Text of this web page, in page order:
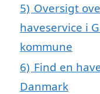
5) Oversigt
haveservice i
kommune
6) Find en
Danmark